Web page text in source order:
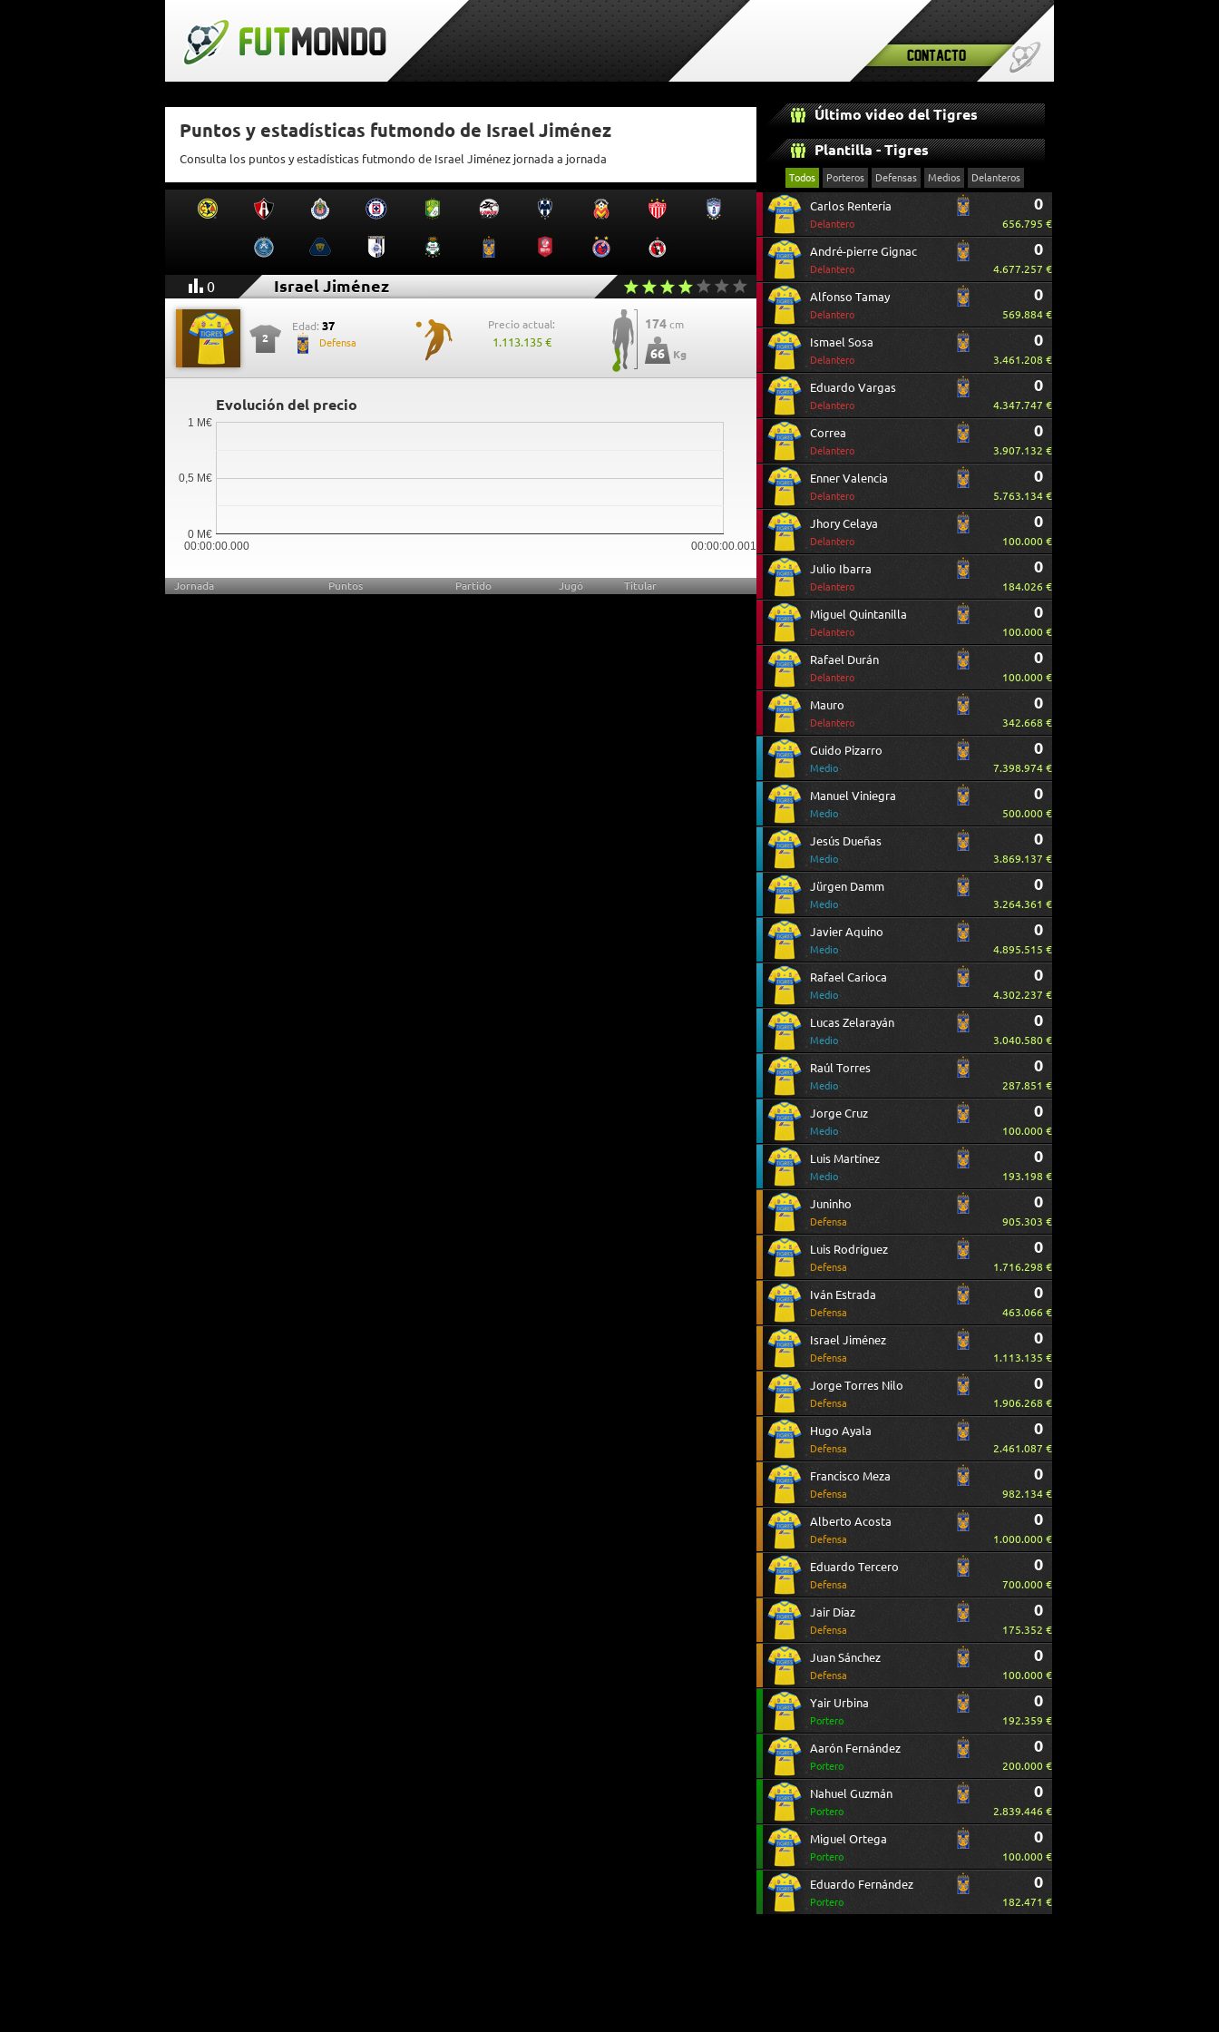
Contacto
Puntos y estadísticas futmondo de Israel Jiménez
Consulta los puntos y estadísticas futmondo de Israel Jiménez jornada a jornada
0 Israel Jiménez
2
Edad: 37
Defensa
Precio actual:
1.113.135 €
174 cm
66 Kg
Evolución del precio
00:00:00.000 00:00:00.001
0 M€
0,5 M€
1 M€
Jornada Puntos Partido Jugó Titular
Último video del Tigres
Plantilla - Tigres
Todos Porteros Defensas Medios Delanteros
Carlos Rentería
Delantero
0
656.795 €
André-pierre Gignac
Delantero
0
4.677.257 €
Alfonso Tamay
Delantero
0
569.884 €
Ismael Sosa
Delantero
0
3.461.208 €
Eduardo Vargas
Delantero
0
4.347.747 €
Correa
Delantero
0
3.907.132 €
Enner Valencia
Delantero
0
5.763.134 €
Jhory Celaya
Delantero
0
100.000 €
Julio Ibarra
Delantero
0
184.026 €
Miguel Quintanilla
Delantero
0
100.000 €
Rafael Durán
Delantero
0
100.000 €
Mauro
Delantero
0
342.668 €
Guido Pizarro
Medio
0
7.398.974 €
Manuel Viniegra
Medio
0
500.000 €
Jesús Dueñas
Medio
0
3.869.137 €
Jürgen Damm
Medio
0
3.264.361 €
Javier Aquino
Medio
0
4.895.515 €
Rafael Carioca
Medio
0
4.302.237 €
Lucas Zelarayán
Medio
0
3.040.580 €
Raúl Torres
Medio
0
287.851 €
Jorge Cruz
Medio
0
100.000 €
Luis Martínez
Medio
0
193.198 €
Juninho
Defensa
0
905.303 €
Luis Rodríguez
Defensa
0
1.716.298 €
Iván Estrada
Defensa
0
463.066 €
Israel Jiménez
Defensa
0
1.113.135 €
Jorge Torres Nilo
Defensa
0
1.906.268 €
Hugo Ayala
Defensa
0
2.461.087 €
Francisco Meza
Defensa
0
982.134 €
Alberto Acosta
Defensa
0
1.000.000 €
Eduardo Tercero
Defensa
0
700.000 €
Jair Díaz
Defensa
0
175.352 €
Juan Sánchez
Defensa
0
100.000 €
Yair Urbina
Portero
0
192.359 €
Aarón Fernández
Portero
0
200.000 €
Nahuel Guzmán
Portero
0
2.839.446 €
Miguel Ortega
Portero
0
100.000 €
Eduardo Fernández
Portero
0
182.471 €